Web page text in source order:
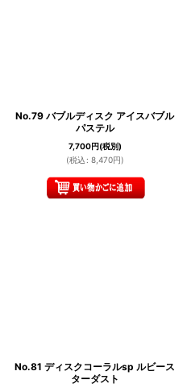
No.79 バブルディスク アイスバブル
パステル
7,700円(税別)
(税込 : 8,470円)
No.81 ディスクコーラルsp ルビース
ターダスト